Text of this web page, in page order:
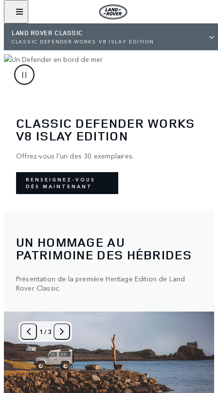
LAND ROVER CLASSIC
CLASSIC DEFENDER WORKS V8 ISLAY EDITION
CLASSIC DEFENDER WORKS
V8 ISLAY EDITION
Offrez-vous l’un des 30 exemplaires.
RENSEIGNEZ-VOUS
DÈS MAINTENANT
UN HOMMAGE AU
PATRIMOINE DES HÉBRIDES
Présentation de la première Heritage Edition de Land
Rover Classic.
1 /3